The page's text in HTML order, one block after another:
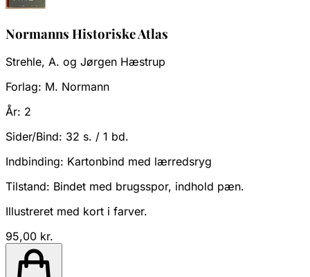
Normanns Historiske Atlas
Strehle, A. og Jørgen Hæstrup
Forlag: M. Normann
År: 2
Sider/Bind: 32 s. / 1 bd.
Indbinding: Kartonbind med lærredsryg
Tilstand: Bindet med brugsspor, indhold pæn.
Illustreret med kort i farver.
95,00 kr.